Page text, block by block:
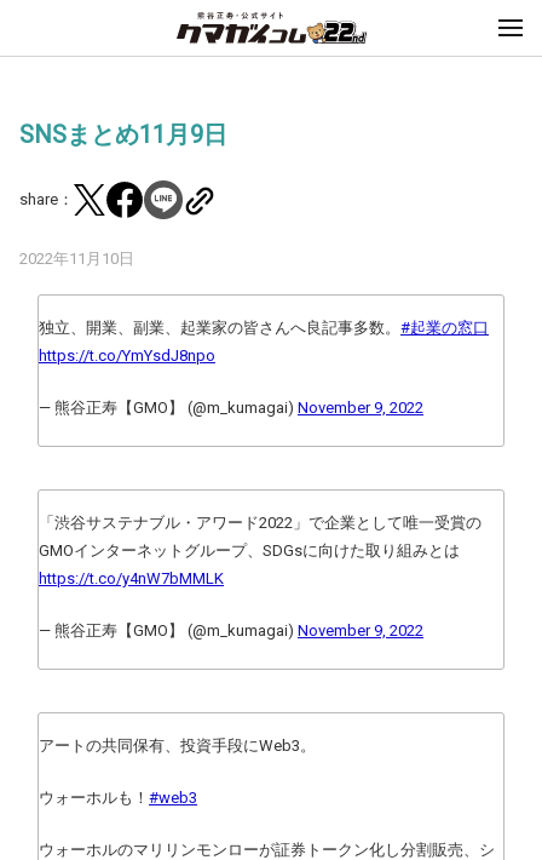
SNSまとめ11月9日
share：
2022年11月10日
独立、開業、副業、起業家の皆さんへ良記事多数。 #起業の窓口
https://t.co/YmYsdJ8npo
— 熊谷正寿【GMO】 (@m_kumagai) November 9, 2022
「渋谷サステナブル・アワード2022」で企業として唯一受賞の
GMOインターネットグループ、SDGsに向けた取り組みとは
https://t.co/y4nW7bMMLK
— 熊谷正寿【GMO】 (@m_kumagai) November 9, 2022
アートの共同保有、投資手段にWeb3。
ウォーホルも！ #web3
ウォーホルのマリリンモンローが証券トークン化し分割販売、シ